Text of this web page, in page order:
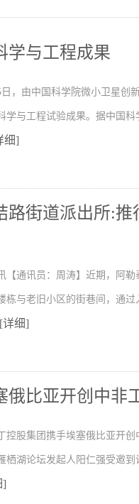
学与工程成果
日，由中国科学院微小卫星创
学与工程试验成果。据中国
细]
街道派出所:推
【通讯员：周涛】近期，阿
栋与老旧小区的街巷间，通
[详细]
俄比亚开创中非
控股集团携手埃塞俄比亚开
栖湖论坛发起人阳仁强受邀
]